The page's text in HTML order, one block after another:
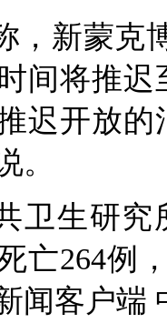
，新蒙克
间将推
迟开放的
。
卫生研究
亡264例
闻客户端